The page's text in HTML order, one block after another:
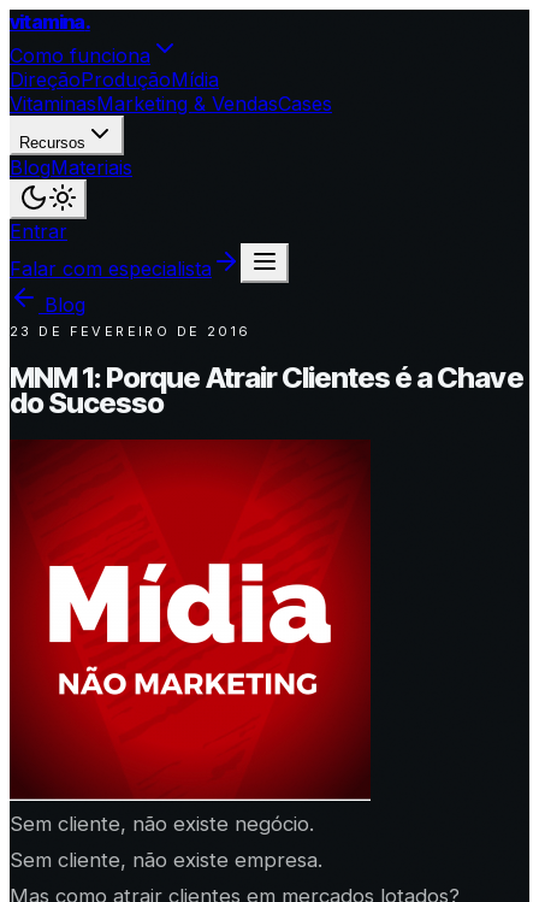
vitamina.
Como funciona
DireçãoProduçãoMídia
VitaminasMarketing & VendasCases
Recursos
BlogMateriais
Entrar
Falar com especialista
Blog
23 DE FEVEREIRO DE 2016
MNM 1: Porque Atrair Clientes é a Chave
do Sucesso
Sem cliente, não existe negócio.
Sem cliente, não existe empresa.
Mas como atrair clientes em mercados lotados?